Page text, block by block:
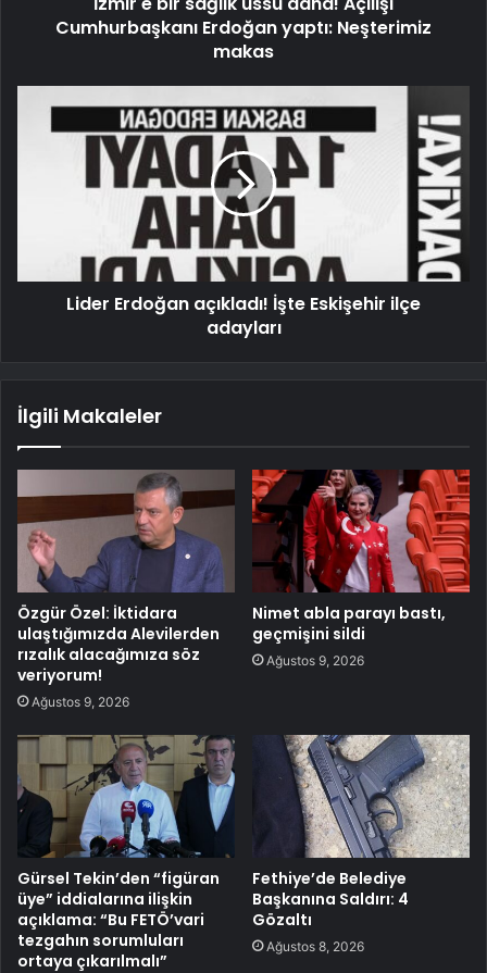
Cumhurbaşkanı Erdoğan yaptı: Neşterimiz
makas
Lider Erdoğan açıkladı! İşte Eskişehir ilçe
adayları
İlgili Makaleler
Özgür Özel: İktidara
ulaştığımızda Alevilerden
rızalık alacağımıza söz
veriyorum!
Ağustos 9, 2026
Nimet abla parayı bastı,
geçmişini sildi
Ağustos 9, 2026
Gürsel Tekin’den “figüran
üye” iddialarına ilişkin
açıklama: “Bu FETÖ’vari
tezgahın sorumluları
ortaya çıkarılmalı”
Fethiye’de Belediye
Başkanına Saldırı: 4
Gözaltı
Ağustos 8, 2026